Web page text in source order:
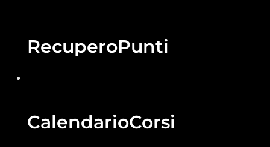
RecuperoPunti
CalendarioCorsi